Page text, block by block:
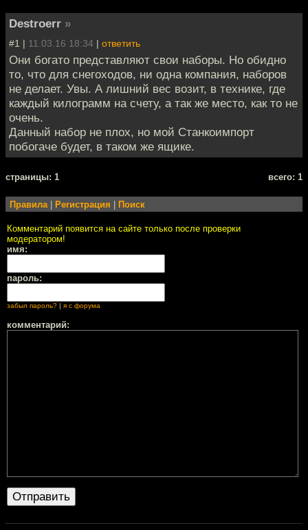
Destroerr »
#1 | 11.03.16 18:34 | ответить
Они богато представляют свои наборы. Но обидно
то, что для снегоходов, ни одна компания, наборов
не делает. Увы. А лишний вес возит, в технике, где
каждый килограмм на счету, а так же место, как то не
очень.
Данный набор не плох, но мой Станкоимпорт
побогаче будет, в таком же ящике.
cтраницы: 1 всего: 1
Правила| Регистрация Поиск
Комментарий появится на сайте только после проверки
модератором!
имя:
пароль:
забыл пароль? я с форума
комментарий: